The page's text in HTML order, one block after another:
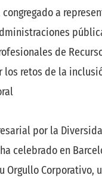
a
de
los retos de la
por la
ha celebrado en
Orgullo Corporativo,